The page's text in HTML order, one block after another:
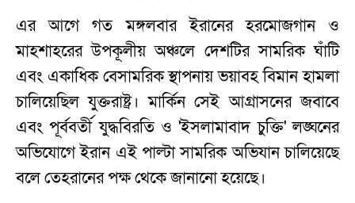
এর আগে গত মঙ্গলবার ইরানের হরমোজগান ও
মাহশাহরের উপকূলীয় অঞ্চলে দেশটির সামরিক ঘাঁটি
এবং একাধিক বেসামরিক স্থাপনায় ভয়াবহ বিমান হামলা
চালিয়েছিল যুক্তরাষ্ট্র। মার্কিন সেই আগ্রাসনের জবাবে
এবং পূর্ববর্তী যুদ্ধবিরতি ও 'ইসলামাবাদ চুক্তি' লঙ্ঘনের
অভিযোগে ইরান এই পাল্টা সামরিক অভিযান চালিয়েছে
বলে তেহরানের পক্ষ থেকে জানানো হয়েছে।